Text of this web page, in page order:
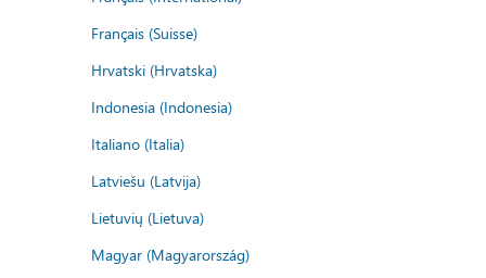
Français (Suisse)
Hrvatski (Hrvatska)
Indonesia (Indonesia)
Italiano (Italia)
Latviešu (Latvija)
Lietuvių (Lietuva)
Magyar (Magyarország)